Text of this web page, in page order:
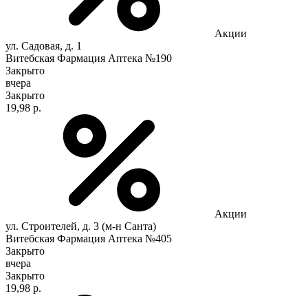
Акции
ул. Садовая, д. 1
Витебская Фармация Аптека №190
Закрыто
вчера
Закрыто
19,98 р.
Акции
ул. Строителей, д. 3 (м-н Санта)
Витебская Фармация Аптека №405
Закрыто
вчера
Закрыто
19,98 р.